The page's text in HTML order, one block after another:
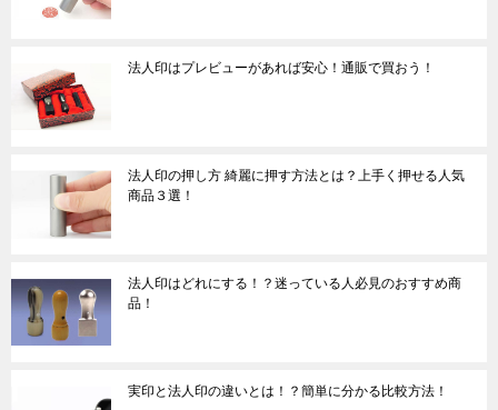
法人印はプレビューがあれば安心！通販で買おう！
法人印の押し方 綺麗に押す方法とは？上手く押せる人気
商品３選！
法人印はどれにする！？迷っている人必見のおすすめ商
品！
実印と法人印の違いとは！？簡単に分かる比較方法！